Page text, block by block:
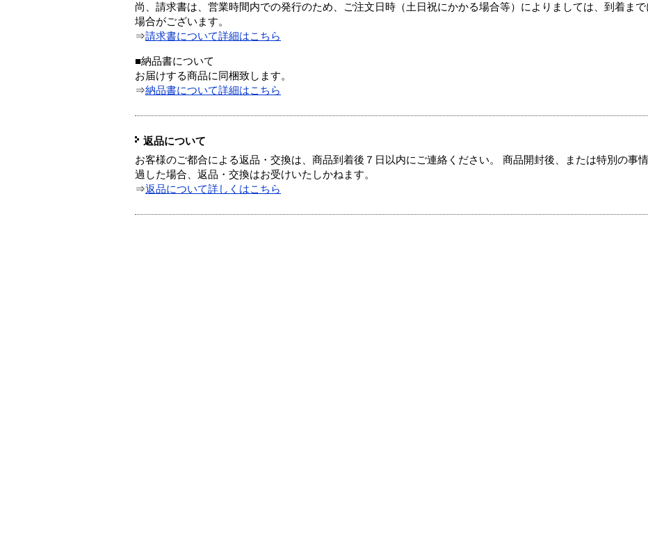
尚、請求書は、営業時間内での発行のため、ご注文日時（土日祝にかかる場合等）によりましては、到着ま
場合がございます。
⇒請求書について詳細はこちら
■納品書について
お届けする商品に同梱致します。
⇒納品書について詳細はこちら
返品について
お客様のご都合による返品・交換は、商品到着後７日以内にご連絡ください。 商品開封後、または特別の事
過した場合、返品・交換はお受けいたしかねます。
⇒返品について詳しくはこちら